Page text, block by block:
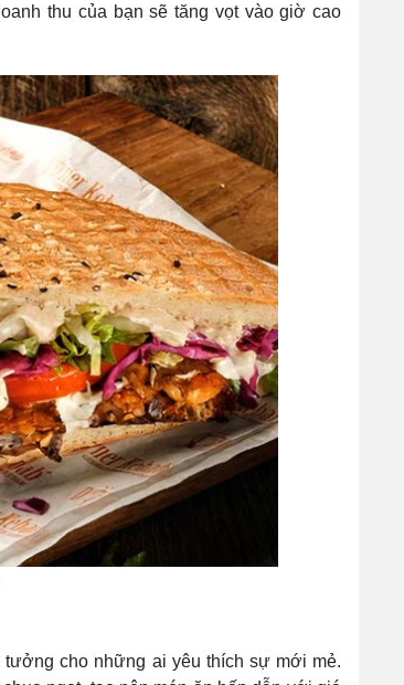
thu của bạn sẽ tăng vọt vào giờ cao
cho những ai yêu thích sự mới mẻ.